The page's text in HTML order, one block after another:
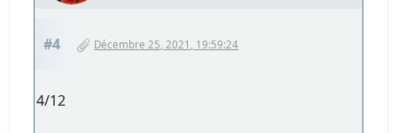
#4 Décembre 25, 2021, 19:59:24
4/12